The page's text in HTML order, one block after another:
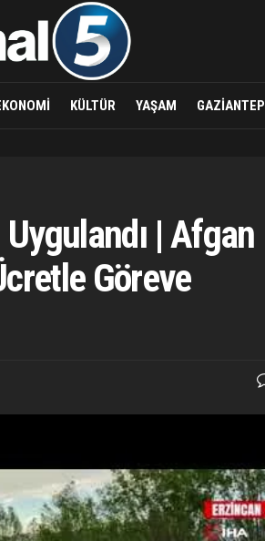
KÜLTÜR YAŞAM GAZIANTEP
| Afgan
Göreve